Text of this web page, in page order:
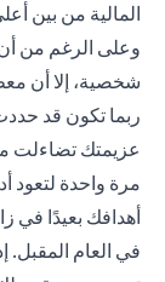
المالية من بين
وعلى الرغم من
شخصية، إلا أن
ربما تكون قد حددت
عزيمتك تضاءلت
مرة واحدة لتعود
أهدافك بعيدًا في
في العام المقبل.